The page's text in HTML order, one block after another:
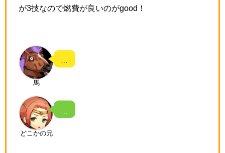
が3技なので燃費が良いのがgood！
馬
どこかの兄